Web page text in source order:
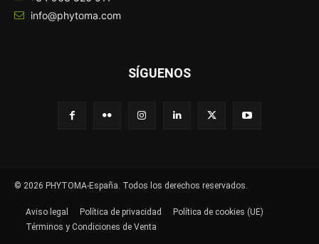
info@phytoma.com
SÍGUENOS
© 2026 PHYTOMA-España. Todos los derechos reservados.
Aviso legal Política de privacidad
Política de cookies (UE)
Términos y Condiciones de Venta